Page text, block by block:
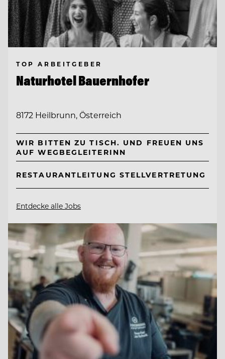
TOP ARBEITGEBER
Naturhotel Bauernhofer
8172 Heilbrunn, Österreich
WIR BITTEN ZU TISCH. UND FREUEN UNS
AUF WEGBEGLEITERINN
RESTAURANTLEITUNG STELLVERTRETUNG
Entdecke alle Jobs